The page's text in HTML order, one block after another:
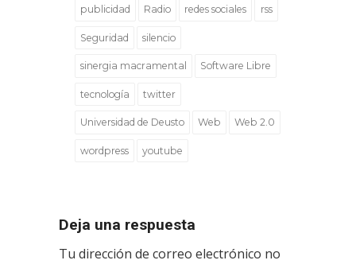
publicidad Radio redes sociales rss
Seguridad silencio
sinergia macramental Software Libre
tecnología twitter
Universidad de Deusto Web Web 2.0
wordpress youtube
Deja una respuesta
Tu dirección de correo electrónico no